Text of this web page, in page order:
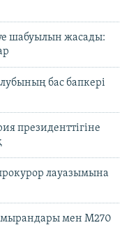
шабуылын жасады:
бас бапкері
президенттігіне
лауазымына
мен M270